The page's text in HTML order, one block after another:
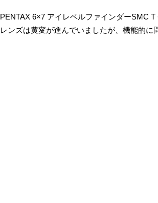
PENTAX 6×7 アイレベルファインダーSMC
レンズは黄変が進んでいましたが、機能的に